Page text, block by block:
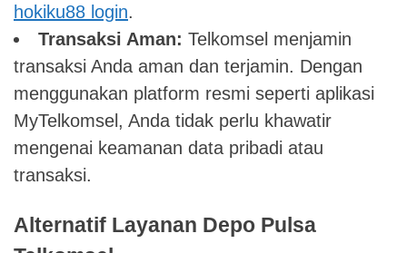
hokiku88 login.
Transaksi Aman: Telkomsel menjamin
transaksi Anda aman dan terjamin. Dengan
menggunakan platform resmi seperti aplikasi
MyTelkomsel, Anda tidak perlu khawatir
mengenai keamanan data pribadi atau
transaksi.
Alternatif Layanan Depo Pulsa